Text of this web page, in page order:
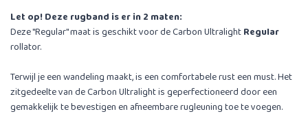
Let op! Deze rugband is er in 2 maten:
Deze ''Regular'' maat is geschikt voor de Carbon UltralightRegular
rollator.
Terwijl je een wandeling maakt, is een comfortabele rust een must. Het
zitgedeelte van de Carbon Ultralight is geperfectioneerd door een
gemakkelijk te bevestigen en afneembare rugleuning toe te voegen.